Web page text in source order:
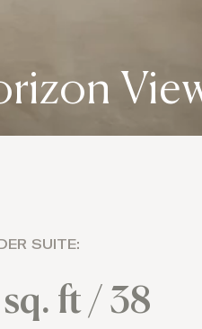
SUITE:
ft / 38